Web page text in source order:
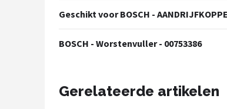
Geschikt voor BOSCH -
BOSCH - Worstenvuller - 00753386
Gerelateerde artikelen